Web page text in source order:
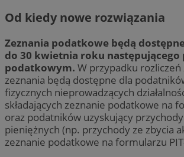
Od kiedy nowe rozwiązania
Zeznania podatkowe będą
do 30 kwietnia roku następującego
podatkowym. W przypadku rozliczeń
zeznania będą dostępne dla
fizycznych nieprowadzących
składających zeznanie podatkowe na
oraz podatników uzyskujący przychody
pieniężnych (np. przychody ze zbycia
zeznanie podatkowe na formularzu